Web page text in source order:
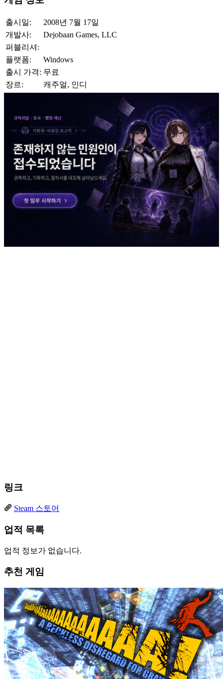
출시일:
2008년 7월 17일
개발사:
Dejobaan Games, LLC
퍼블리셔:
플랫폼:
Windows
출시 가격: 무료
장르:
캐주얼, 인디
링크
Steam 스토어
업적 목록
업적 정보가 없습니다.
추천 게임